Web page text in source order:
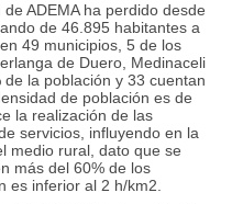
ADEMA ha perdido desde
de 46.895 habitantes a
49 municipios, 5 de los
de Duero, Medinaceli
la población y 33 cuentan
de población es de
la realización de las
servicios, influyendo en la
medio rural, dato que se
más del 60% de los
es inferior al 2 h/km2.